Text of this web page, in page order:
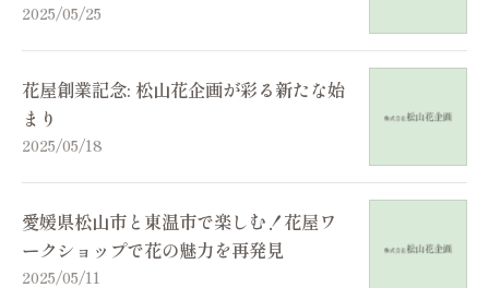
2025/05/25
花屋創業記念: 松山花企画が彩る新たな始
まり
2025/05/18
愛媛県松山市と東温市で楽しむ！花屋ワ
ークショップで花の魅力を再発見
2025/05/11